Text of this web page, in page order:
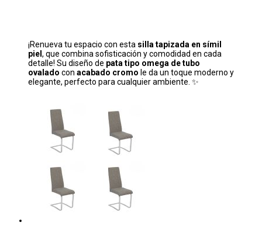
¡Renueva tu espacio con esta silla tapizada en símil
piel , que combina sofisticación y comodidad en cada
detalle! Su diseño de pata tipo omega de tubo
ovalado con acabado cromo le da un toque moderno y
elegante, perfecto para cualquier ambiente. ✨